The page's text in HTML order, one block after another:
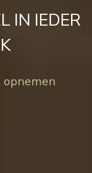
IN IEDER
opnemen